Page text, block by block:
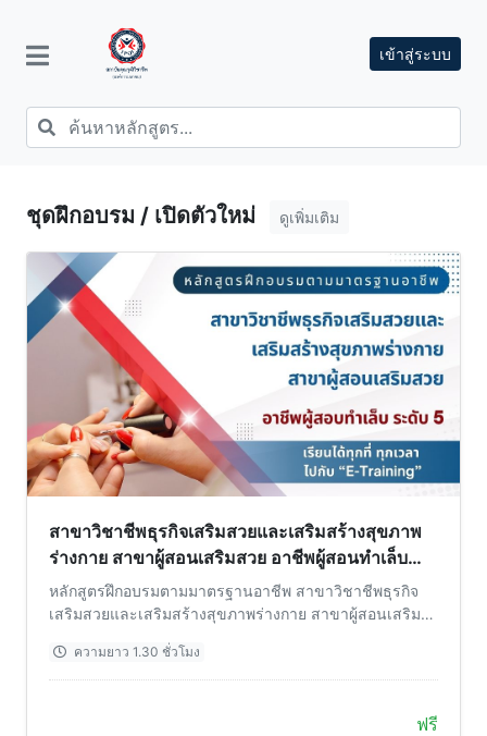
เข้าสู่ระบบ
ชุดฝึกอบรม / เปิดตัวใหม่ ดูเพิ่มเติม
สาขาวิชาชีพธุรกิจเสริมสวยและเสริมสร้างสุขภาพ
ร่างกาย สาขาผู้สอนเสริมสวย อาชีพผู้สอนทำเล็บ
ระดับ 5
หลักสูตรฝึกอบรมตามมาตรฐานอาชีพ สาขาวิชาชีพธุรกิจ
เสริมสวยและเสริมสร้างสุขภาพร่างกาย สาขาผู้สอนเสริม
ความยาว 1.30 ชั่วโมง
ฟรี